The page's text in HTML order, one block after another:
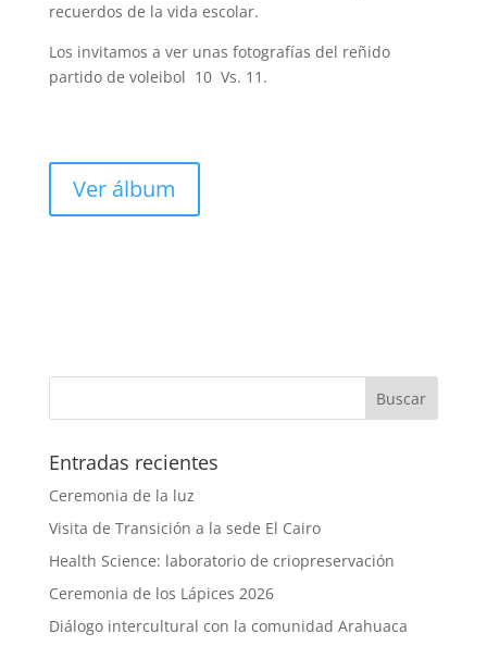
recuerdos de la vida escolar.
Los invitamos a ver unas fotografías del reñido
partido de voleibol 10 Vs. 11.
Ver álbum
Entradas recientes
Ceremonia de la luz
Visita de Transición a la sede El Cairo
Health Science: laboratorio de criopreservación
Ceremonia de los Lápices 2026
Diálogo intercultural con la comunidad Arahuaca